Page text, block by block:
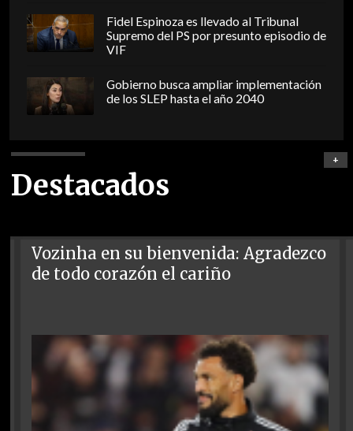
Fidel Espinoza es llevado al Tribunal
Supremo del PS por presunto episodio de
VIF
Gobierno busca ampliar implementación
de los SLEP hasta el año 2040
Destacados
+
Vozinha en su bienvenida: Agradezco
de todo corazón el cariño